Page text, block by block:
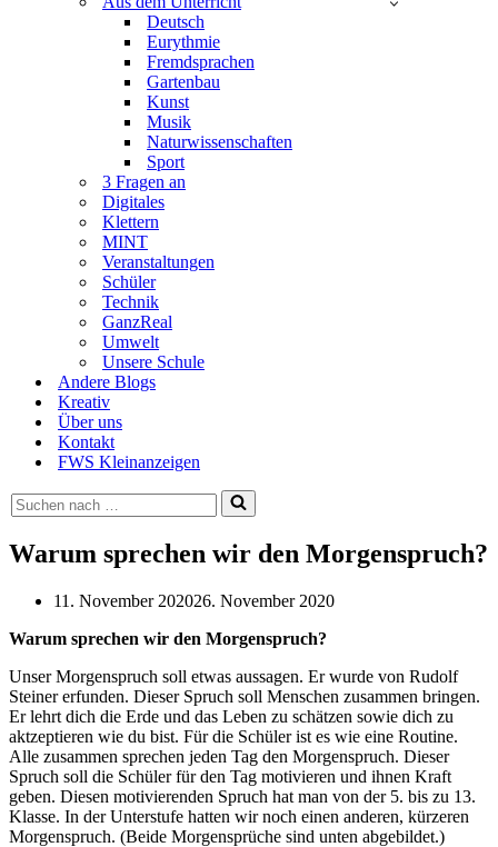
Deutsch
Eurythmie
Fremdsprachen
Gartenbau
Kunst
Musik
Naturwissenschaften
Sport
3 Fragen an
Digitales
Klettern
MINT
Veranstaltungen
Schüler
Technik
GanzReal
Umwelt
Unsere Schule
Andere Blogs
Kreativ
Über uns
Kontakt
FWS Kleinanzeigen
Suchen
nach …
Warum sprechen wir den Morgenspruch?
11. November 202026. November 2020
Warum sprechen wir den Morgenspruch?
Unser Morgenspruch soll etwas aussagen. Er wurde von Rudolf
Steiner erfunden. Dieser Spruch soll Menschen zusammen bringen.
Er lehrt dich die Erde und das Leben zu schätzen sowie dich zu
aktzeptieren wie du bist. Für die Schüler ist es wie eine Routine.
Alle zusammen sprechen jeden Tag den Morgenspruch. Dieser
Spruch soll die Schüler für den Tag motivieren und ihnen Kraft
geben. Diesen motivierenden Spruch hat man von der 5. bis zu 13.
Klasse. In der Unterstufe hatten wir noch einen anderen, kürzeren
Morgenspruch. (Beide Morgensprüche sind unten abgebildet.)